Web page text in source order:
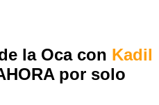
la Oca con Kadil
por solo